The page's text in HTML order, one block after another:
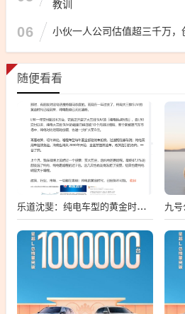
教训
06 小伙一人公司估值超三千万
随便看看
乐道沈斐：纯电车型的黄金时期 已势不可挡